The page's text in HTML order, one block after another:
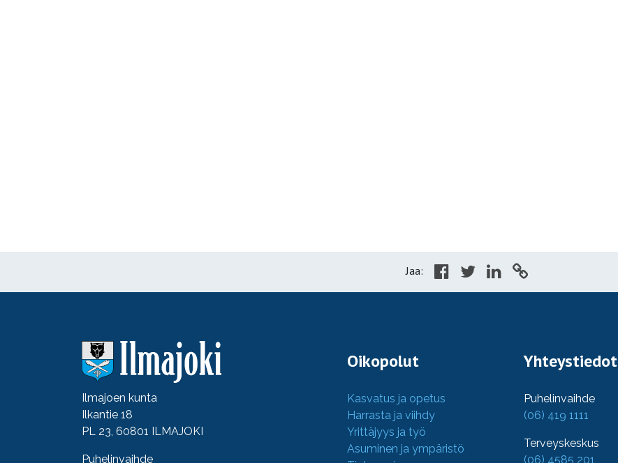
Jaa:
Ilmajoen kunta
Ilkantie 18
PL 23, 60801 ILMAJOKI
Puhelinvaihde
Oikopolut
Kasvatus ja opetus
Harrasta ja viihdy
Yrittäjyys ja työ
Asuminen ja ympäristö
Yhteystiedot
Puhelinvaihde
(06) 419 1111
Terveyskeskus
(06) 4585 201